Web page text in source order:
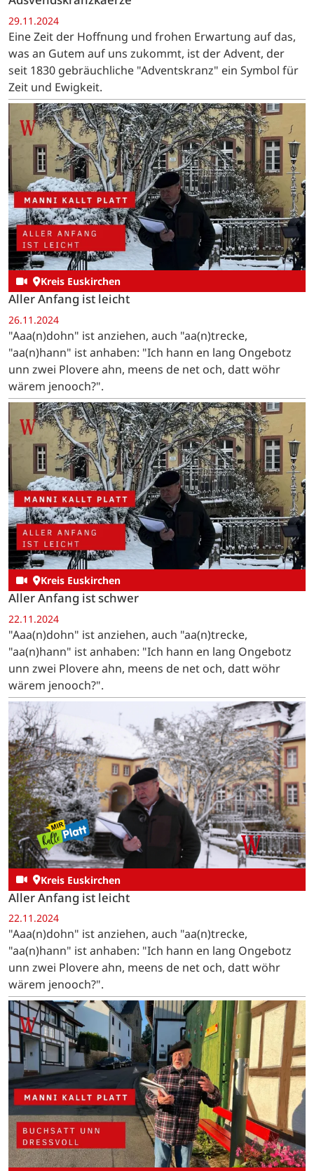
29.11.2024
Eine Zeit der Hoffnung und frohen Erwartung auf das,
was an Gutem auf uns zukommt, ist der Advent, der
seit 1830 gebräuchliche "Adventskranz" ein Symbol für
Zeit und Ewigkeit.
Kreis Euskirchen
Aller Anfang ist leicht
26.11.2024
"Aaa(n)dohn" ist anziehen, auch "aa(n)trecke,
"aa(n)hann" ist anhaben: "Ich hann en lang Ongebotz
unn zwei Plovere ahn, meens de net och, datt wöhr
wärem jenooch?".
Kreis Euskirchen
Aller Anfang ist schwer
22.11.2024
"Aaa(n)dohn" ist anziehen, auch "aa(n)trecke,
"aa(n)hann" ist anhaben: "Ich hann en lang Ongebotz
unn zwei Plovere ahn, meens de net och, datt wöhr
wärem jenooch?".
Kreis Euskirchen
Aller Anfang ist leicht
22.11.2024
"Aaa(n)dohn" ist anziehen, auch "aa(n)trecke,
"aa(n)hann" ist anhaben: "Ich hann en lang Ongebotz
unn zwei Plovere ahn, meens de net och, datt wöhr
wärem jenooch?".